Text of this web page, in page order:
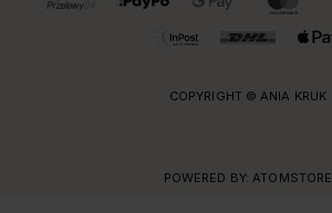
COPYRIGHT © ANIA KRUK
POWERED BY: ATOMSTORE